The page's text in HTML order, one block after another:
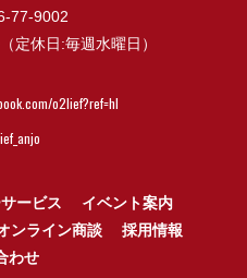
77-9002
定休日:毎週水曜日）
o2lief?ref=hl
ービス
イベント案内
ンライン商談
採用情報
わせ